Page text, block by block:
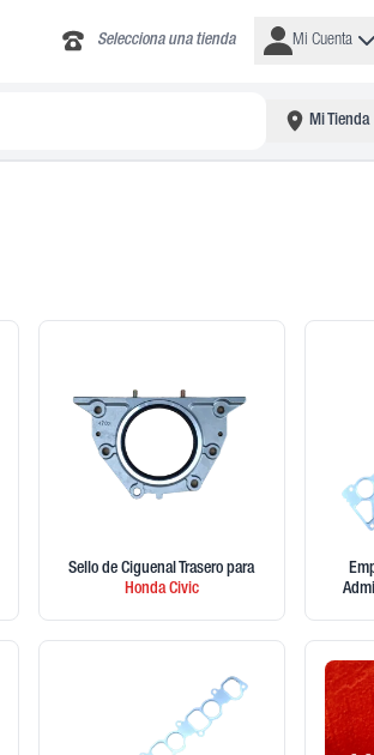
Selecciona una tienda Mi Cuenta
Mi Tienda
Sello de Ciguenal Trasero para
HondaCivic